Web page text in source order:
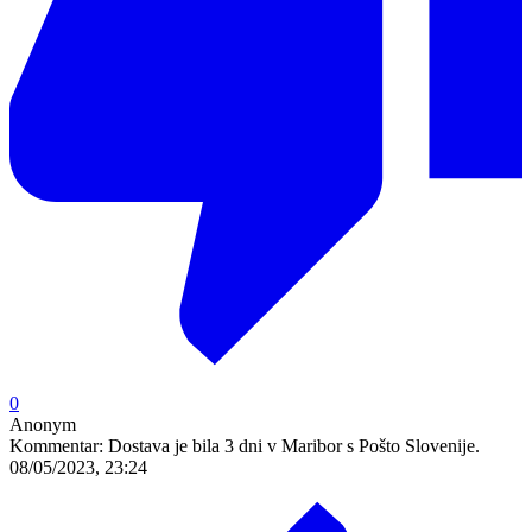
0
Anonym
Kommentar: Dostava je bila 3 dni v Maribor s Pošto Slovenije.
08/05/2023, 23:24